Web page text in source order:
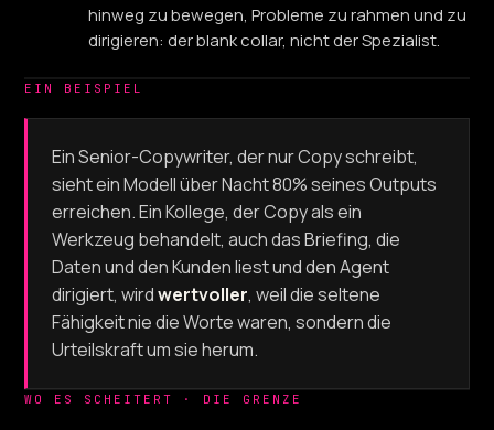
hinweg zu bewegen, Probleme zu rahmen und zu
dirigieren: der blank collar, nicht der Spezialist.
EIN BEISPIEL
Ein Senior-Copywriter, der nur Copy schreibt,
sieht ein Modell über Nacht 80% seines Outputs
erreichen. Ein Kollege, der Copy als ein
Werkzeug behandelt, auch das Briefing, die
Daten und den Kunden liest und den Agent
dirigiert, wirdwertvoller, weil die seltene
Fähigkeit nie die Worte waren, sondern die
Urteilskraft um sie herum.
WO ES SCHEITERT · DIE GRENZE